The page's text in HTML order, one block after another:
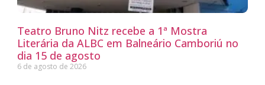
Teatro Bruno Nitz recebe a 1ª Mostra
Literária da ALBC em Balneário Camboriú no
dia 15 de agosto
6 de agosto de 2026